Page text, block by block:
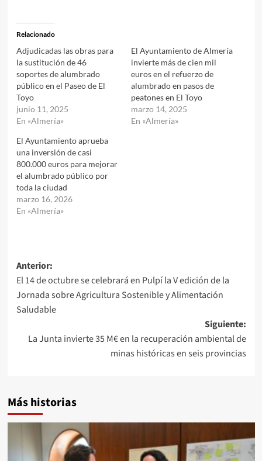
Relacionado
Adjudicadas las obras para
la sustitución de 46
soportes de alumbrado
público en el Paseo de El
Toyo
junio 11, 2025
En «Almería»
El Ayuntamiento de Almería
invierte más de cien mil
euros en el refuerzo de
alumbrado en pasos de
peatones en El Toyo
marzo 14, 2025
En «Almería»
El Ayuntamiento aprueba
una inversión de casi
800.000 euros para mejorar
el alumbrado público por
toda la ciudad
marzo 16, 2026
En «Almería»
Navegación
de
entradas
Anterior:
El 14 de octubre se celebrará en Pulpí la V edición de la
Jornada sobre Agricultura Sostenible y Alimentación
Saludable
Siguiente:
La Junta invierte 35 M€ en la recuperación ambiental de
minas históricas en seis provincias
Más historias